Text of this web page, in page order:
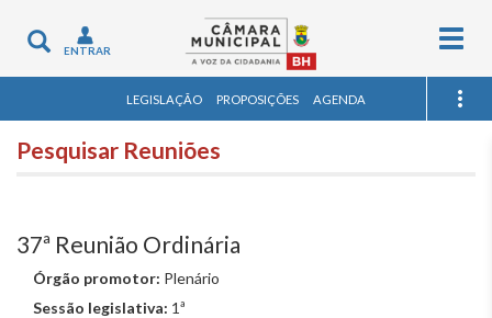
Toggle
navigation
ENTRAR
LEGISLAÇÃO PROPOSIÇÕES AGENDA
Pesquisar Reuniões
37ª Reunião Ordinária
Órgão promotor: Plenário
Sessão legislativa: 1ª